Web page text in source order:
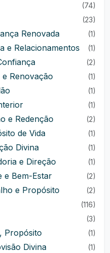
(74)
(23)
Renovada (1)
e Relacionamentos (1)
(2)
Renovação (1)
(1)
(1)
e Redenção (2)
de Vida (1)
Divina (1)
e Direção (1)
e Bem-Estar (2)
e Propósito (2)
(116)
(3)
Propósito (1)
Divina (1)